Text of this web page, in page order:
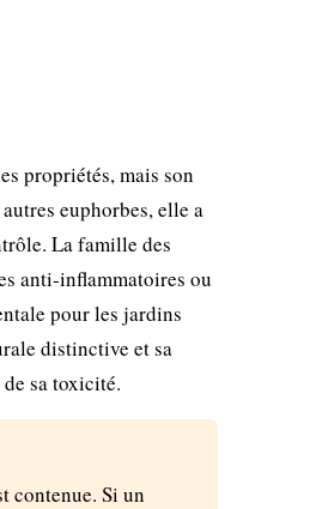
propriétés, mais son
euphorbes, elle a
La famille des
anti-inflammatoires ou
pour les jardins
distinctive et sa
sa toxicité.
contenue. Si un